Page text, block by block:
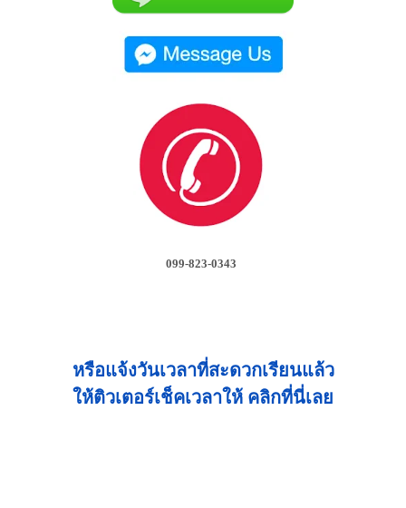
099-823-0343
หรือแจ้งวันเวลาที่สะดวกเรียนแล้ว
ให้ติวเตอร์เช็คเวลาให้ คลิกที่นี่เลย